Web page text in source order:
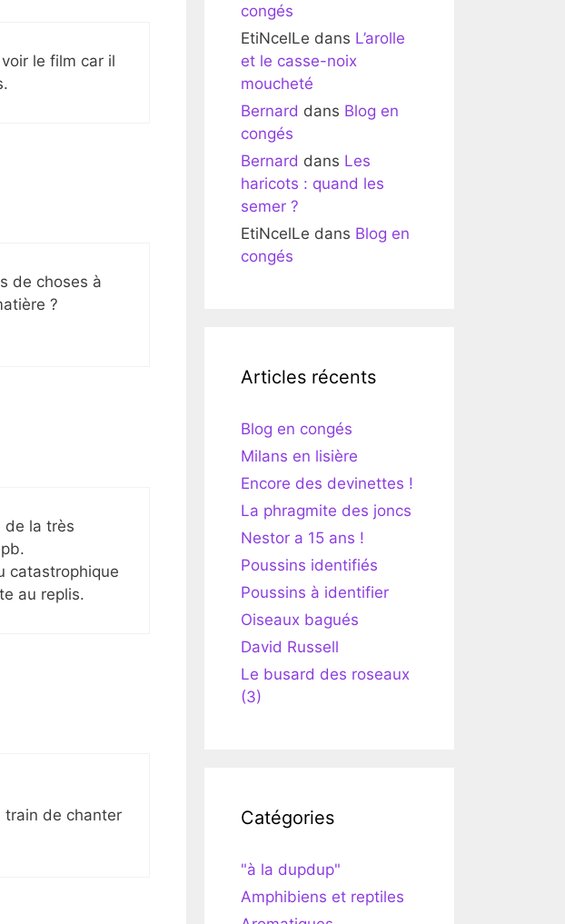
le film car il
de choses à
?
de la très
catastrophique
au replis.
train de chanter
congés
EtiNcelLe dans L’arolle
et le casse-noix
moucheté
Bernard dans Blog en
congés
Bernard dans Les
haricots : quand les
semer ?
EtiNcelLe dans Blog en
congés
Articles récents
Blog en congés
Milans en lisière
Encore des devinettes !
La phragmite des joncs
Nestor a 15 ans !
Poussins identifiés
Poussins à identifier
Oiseaux bagués
David Russell
Le busard des roseaux
(3)
Catégories
"à la dupdup"
Amphibiens et reptiles